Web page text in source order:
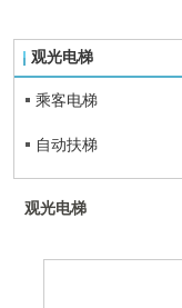
观光电梯
乘客电梯
自动扶梯
观光电梯